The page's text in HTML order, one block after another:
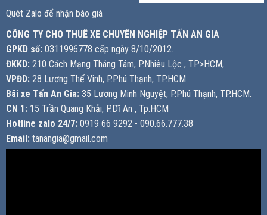
Quét Zalo để nhận báo giá
CÔNG TY CHO THUÊ XE CHUYÊN NGHIỆP TẤN AN GIA
GPKD số: 0311996778 cấp ngày 8/10/2012.
ĐKKD: 210 Cách Mạng Tháng Tám, P.Nhiêu Lộc , TP>HCM,
VPĐD: 28 Lương Thế Vinh, P.Phú Thạnh, TP.HCM.
Bãi xe Tấn An Gia: 35 Lương Minh Nguyệt, P.Phú Thạnh, TP.HCM.
CN 1: 15 Trần Quang Khải, P.Dĩ An , Tp.HCM
Hotline zalo 24/7: 0919 66 9292 - 090.66.777.38
Email: tanangia@gmail.com